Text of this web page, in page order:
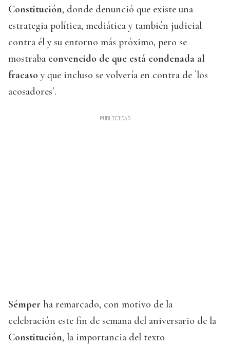
Constitución, donde denunció que existe una
estrategia política, mediática y también judicial
contra él y su entorno más próximo, pero se
mostraba convencido de que está condenada al
fracaso y que incluso se volvería en contra de `los
acosadores`.
Sémper ha remarcado, con motivo de la
celebración este fin de semana del aniversario de la
Constitución, la importancia del texto